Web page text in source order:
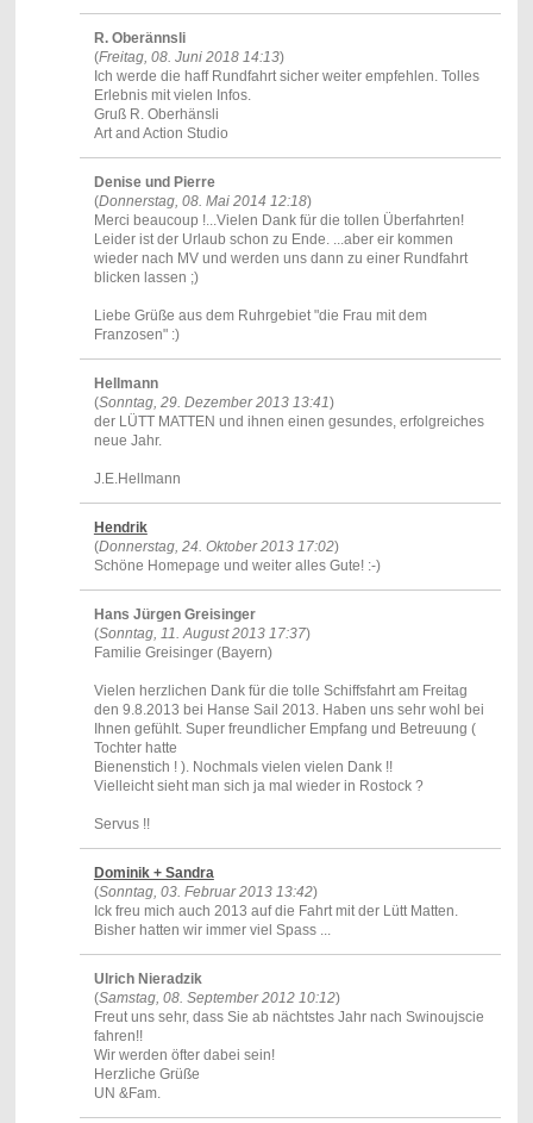
R. Oberännsli
(Freitag, 08. Juni 2018 14:13)
Ich werde die haff Rundfahrt sicher weiter empfehlen. Tolles
Erlebnis mit vielen Infos.
Gruß R. Oberhänsli
Art and Action Studio
Denise und Pierre
(Donnerstag, 08. Mai 2014 12:18)
Merci beaucoup !...Vielen Dank für die tollen Überfahrten!
Leider ist der Urlaub schon zu Ende. ...aber eir kommen
wieder nach MV und werden uns dann zu einer Rundfahrt
blicken lassen ;)
Liebe Grüße aus dem Ruhrgebiet "die Frau mit dem
Franzosen" :)
Hellmann
(Sonntag, 29. Dezember 2013 13:41)
der LÜTT MATTEN und ihnen einen gesundes, erfolgreiches
neue Jahr.
J.E.Hellmann
Hendrik
(Donnerstag, 24. Oktober 2013 17:02)
Schöne Homepage und weiter alles Gute! :-)
Hans Jürgen Greisinger
(Sonntag, 11. August 2013 17:37)
Familie Greisinger (Bayern)
Vielen herzlichen Dank für die tolle Schiffsfahrt am Freitag
den 9.8.2013 bei Hanse Sail 2013. Haben uns sehr wohl bei
Ihnen gefühlt. Super freundlicher Empfang und Betreuung (
Tochter hatte
Bienenstich ! ). Nochmals vielen vielen Dank !!
Vielleicht sieht man sich ja mal wieder in Rostock ?
Servus !!
Dominik + Sandra
(Sonntag, 03. Februar 2013 13:42)
Ick freu mich auch 2013 auf die Fahrt mit der Lütt Matten.
Bisher hatten wir immer viel Spass ...
Ulrich Nieradzik
(Samstag, 08. September 2012 10:12)
Freut uns sehr, dass Sie ab nächtstes Jahr nach Swinoujscie
fahren!!
Wir werden öfter dabei sein!
Herzliche Grüße
UN &Fam.